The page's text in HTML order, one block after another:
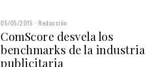
05/05/2015 Redacción
ComScore desvela los
benchmarks de la industria
publicitaria